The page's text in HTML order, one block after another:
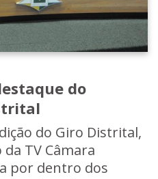
do
do Giro Distrital,
TV Câmara
por dentro dos